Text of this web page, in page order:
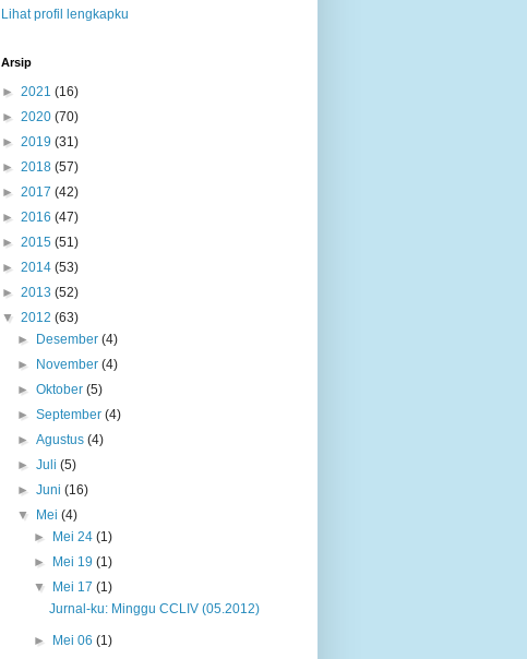
Lihat profil lengkapku
Arsip
► 2021 (16)
► 2020 (70)
► 2019 (31)
► 2018 (57)
► 2017 (42)
► 2016 (47)
► 2015 (51)
► 2014 (53)
► 2013 (52)
▼ 2012 (63)
►
Desember(4)
►
November(4)
►Oktober(5)
►September(4)
►Agustus(4)
►Juli(5)
►Juni(16)
▼
Mei(4)
►
Mei 24 (1)
►
Mei 19 (1)
▼
Mei 17 (1)
Jurnal-ku: Minggu CCLIV (05.2012)
► Mei 06 (1)